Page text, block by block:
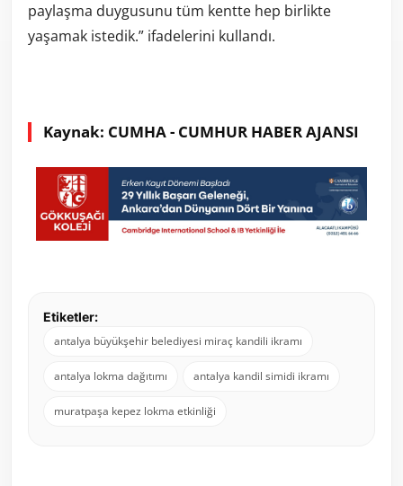
paylaşma duygusunu tüm kentte hep birlikte
yaşamak istedik.” ifadelerini kullandı.
Kaynak: CUMHA - CUMHUR HABER AJANSI
Etiketler:
antalya büyükşehir belediyesi miraç kandili ikramı
antalya lokma dağıtımı antalya kandil simidi ikramı
muratpaşa kepez lokma etkinliği